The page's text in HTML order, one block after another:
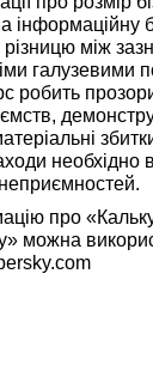
інформаційну
різницю між
галузевими
робить
про
можна